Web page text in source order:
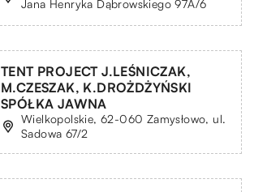
Jana Henryka Dąbrowskiego 97A/6
TENT PROJECT J.LEŚNICZAK,
M.CZESZAK, K.DROŻDŻYŃSKI
SPÓŁKA JAWNA
Wielkopolskie, 62-060 Zamysłowo, ul.
Sadowa 67/2